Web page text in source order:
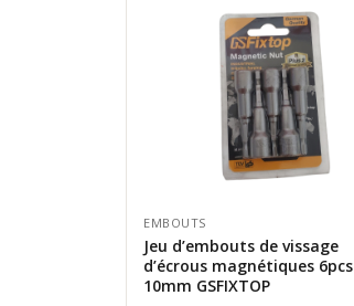
EMBOUTS
Jeu d’embouts de vissage
d’écrous magnétiques 6pcs
10mm GSFIXTOP